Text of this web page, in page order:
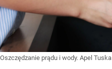
Oszczędzanie prądu i wody. Apel Tuska